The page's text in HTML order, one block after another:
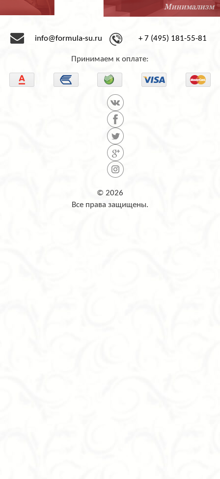
Минимализм
info@formula-su.ru + 7 (495) 181-55-81
Принимаем к оплате:
© 2026
Все права защищены.